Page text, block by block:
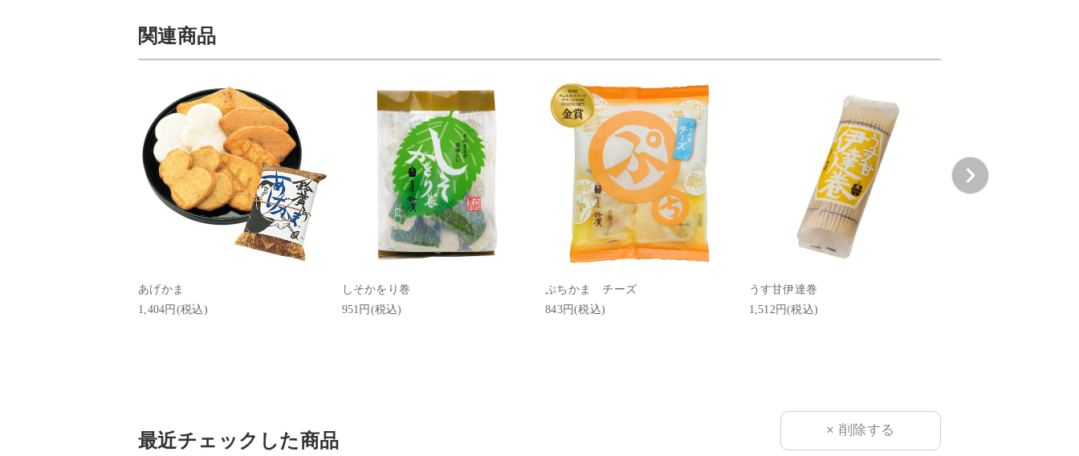
関連商品
あげかま
1,404円(税込)
しそかをり巻
951円(税込)
ぷちかま チーズ
843円(税込)
うす甘伊達巻
1,512円(税込)
最近チェックした商品